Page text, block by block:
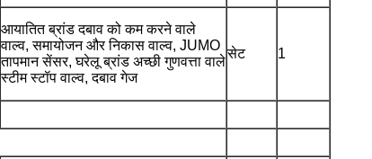
आयातित ब्रांड दबाव को कम करने वाले
वाल्व, समायोजन और निकास वाल्व, JUMO
तापमान सेंसर, घरेलू ब्रांड अच्छी गुणवत्ता वाले
स्टीम स्टॉप वाल्व, दबाव गेज
सेट 1